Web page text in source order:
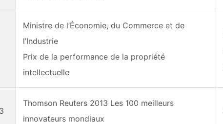
Ministre de l’Économie, du Commerce et de
l’Industrie
Prix de la performance de la propriété
intellectuelle
Thomson Reuters 2013 Les 100 meilleurs
innovateurs mondiaux